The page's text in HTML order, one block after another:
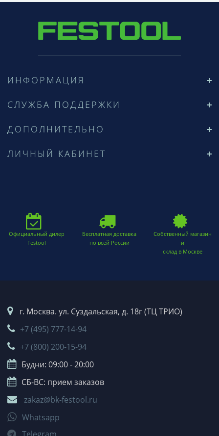
ИНФОРМАЦИЯ
СЛУЖБА ПОДДЕРЖКИ
ДОПОЛНИТЕЛЬНО
ЛИЧНЫЙ КАБИНЕТ
Официальный дилер
Festool
Бесплатная доставка
по всей России
Собственный магазин
и
склад в Москве
г. Москва. ул. Суздальская, д. 18г (ТЦ ТРИО)
+7 (495) 777-14-94
+7 (800) 200-15-94
Будни: 09:00 - 20:00
СБ-ВС: прием заказов
zakaz@bk-festool.ru
Whatsapp